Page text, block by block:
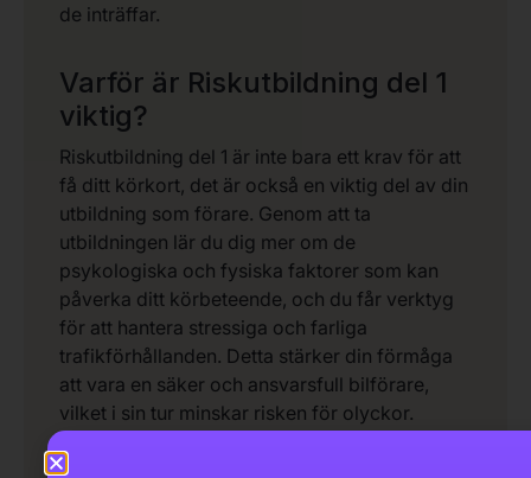
de inträffar.
Varför är Riskutbildning del 1
viktig?
Riskutbildning del 1 är inte bara ett krav för att
få ditt körkort, det är också en viktig del av din
utbildning som förare. Genom att ta
utbildningen lär du dig mer om de
psykologiska och fysiska faktorer som kan
påverka ditt körbeteende, och du får verktyg
för att hantera stressiga och farliga
trafikförhållanden. Detta stärker din förmåga
att vara en säker och ansvarsfull bilförare,
vilket i sin tur minskar risken för olyckor.